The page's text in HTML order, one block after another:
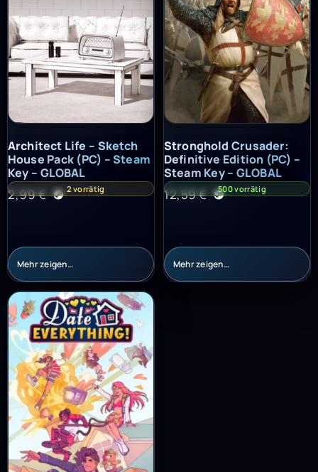
Architect Life – Sketch House Pack (PC) – Steam Key – GLOBAL
Architect Life – Sketch
House Pack (PC) – Steam
Key – GLOBAL
2,99€ 2 vorrätig
Mehr zeigen…
Stronghold Crusader: Definitive
Stronghold Crusader:
Definitive Edition (PC) –
Steam Key – GLOBAL
12,59€ 500 vorrätig
Mehr zeigen…